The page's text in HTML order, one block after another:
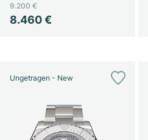
8.460 €
9.200 €
Ungetragen - New